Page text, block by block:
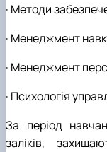
· Методи
· Менеджмент
· Менеджмент
· Психологія
За період
заліків,